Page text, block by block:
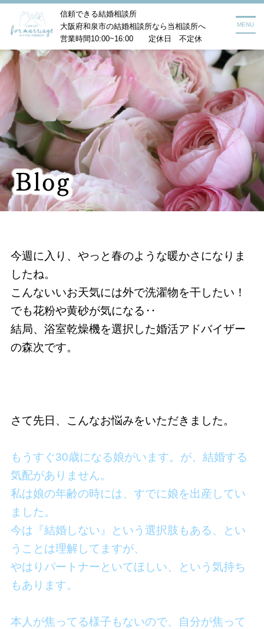
信頼できる結婚相談所
大阪府和泉市の結婚相談所なら当相談所へ
営業時間10:00~16:00 定休日 不定休
MENU
今週に入り、やっと春のような暖かさになりま
したね。
こんないいお天気には外で洗濯物を干したい！
でも花粉や黄砂が気になる‥
結局、浴室乾燥機を選択した婚活アドバイザー
の森次です。
さて先日、こんなお悩みをいただきました。
もうすぐ30歳になる娘がいます。が、結婚する
気配がありません。
私は娘の年齢の時には、すでに娘を出産してい
ました。
今は『結婚しない』という選択肢もある、とい
うことは理解してますが、
やはりパートナーといてほしい、という気持ち
もあります。
本人が焦ってる様子もないので、自分が焦って